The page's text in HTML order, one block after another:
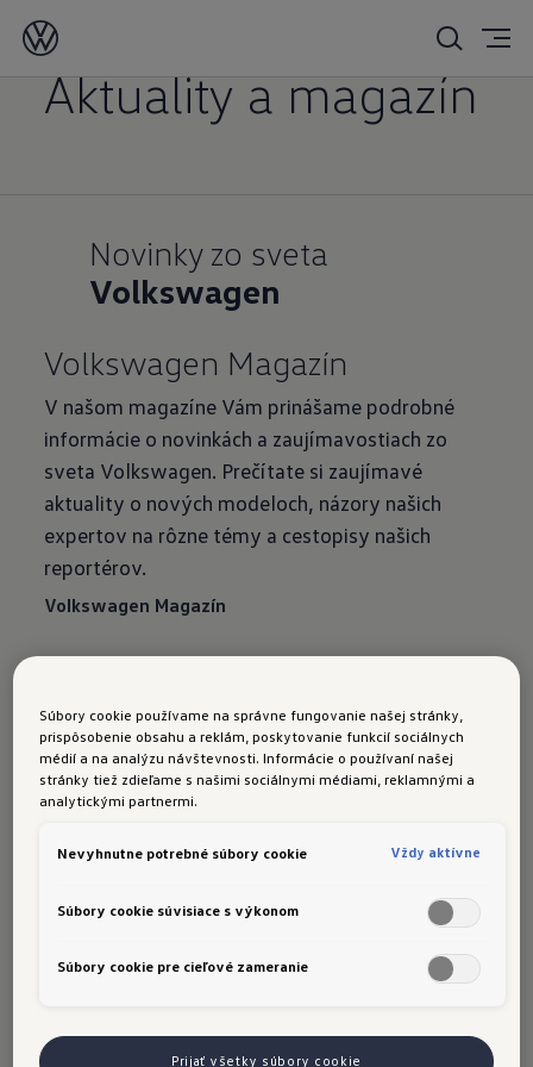
Aktuality a magazín
Novinky zo sveta
Volkswagen
Volkswagen Magazín
V našom magazíne Vám prinášame podrobné
informácie o novinkách a zaujímavostiach zo
sveta Volkswagen. Prečítate si zaujímavé
aktuality o nových modeloch, názory našich
expertov na rôzne témy a cestopisy našich
reportérov.
Volkswagen Magazín
Aktuality
Tu nájdete prehľad aktuálnych noviniek a
tlačových správ Volkswagen.
Volkswagen Novinky
Prostredníctvom Volkswagen Noviniek Vás
mailom informovať o atraktívnych ponukách,
Súbory cookie používame na správne fungovanie našej stránky,
prispôsobenie obsahu a reklám, poskytovanie funkcií sociálnych
médií a na analýzu návštevnosti. Informácie o používaní našej
stránky tiež zdieľame s našimi sociálnymi médiami, reklamnými a
analytickými partnermi.
Nevyhnutne potrebné súbory cookie Vždy aktívne
Súbory cookie súvisiace s výkonom
Súbory cookie pre cieľové zameranie
Prijať všetky súbory cookie